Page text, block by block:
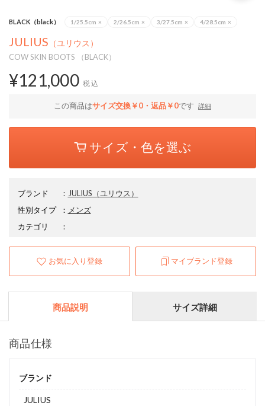
BLACK（black） 1/25.5cm × 2/26.5cm × 3/27.5cm × 4/28.5cm ×
JULIUS （ユリウス）
COW SKIN BOOTS （BLACK）
¥121,000 税込
この商品はサイズ交換￥0・返品￥0です 詳細
サイズ・色を選ぶ
ブランド ： JULIUS （ユリウス）
性別タイプ
： メンズ
カテゴリ
：
お気に入り登録 マイブランド登録
商品説明 サイズ詳細
商品仕様
ブランド
JULIUS